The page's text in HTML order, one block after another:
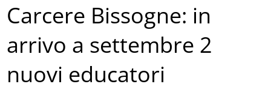
Carcere Bissogne: in
arrivo a settembre 2
nuovi educatori